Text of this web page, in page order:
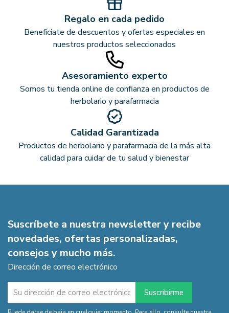
Regalo en cada pedido
Benefíciate de descuentos y ofertas especiales en
nuestros productos seleccionados
Asesoramiento experto
Somos tu tienda online de confianza en productos de
herbolario y parafarmacia
Calidad Garantizada
Productos de herbolario y parafarmacia de la más alta
calidad para cuidar de tu salud y bienestar
Suscríbete a nuestra newsletter y recibe
novedades, ofertas personalizadas,
consejos y mucho más.
Dirección de correo electrónico